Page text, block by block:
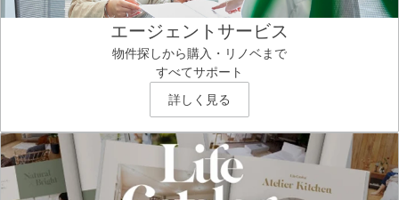
エージェントサービス
物件探しから購入・リノベまで
すべてサポート
詳しく見る